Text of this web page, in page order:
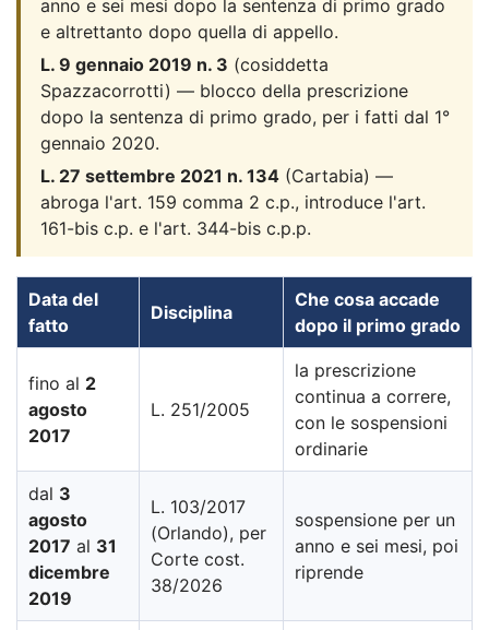
anno e sei mesi dopo la sentenza di primo grado
e altrettanto dopo quella di appello.
L. 9 gennaio 2019 n. 3 (cosiddetta
Spazzacorrotti) — blocco della prescrizione
dopo la sentenza di primo grado, per i fatti dal 1°
gennaio 2020.
L. 27 settembre 2021 n. 134 (Cartabia) —
abroga l'art. 159 comma 2 c.p., introduce l'art.
161-bis c.p. e l'art. 344-bis c.p.p.
Data del
fatto
Disciplina
Che cosa accade
dopo il primo grado
fino al 2
agosto
2017
L. 251/2005
la prescrizione
continua a correre,
con le sospensioni
ordinarie
dal 3
agosto
2017 al 31
dicembre
2019
L. 103/2017
(Orlando), per
Corte cost.
38/2026
sospensione per un
anno e sei mesi, poi
riprende